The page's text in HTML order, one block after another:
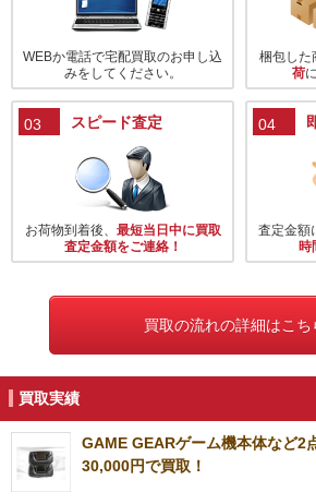
WEBか電話で宅配買取のお申し込
みをしてください。
梱包した
荷
03 スピード査定
お荷物到着後、 最短当日中に買取
査定金額をご連絡！
04
査定金額
時
買取の流れの詳細はこち
買取実績
GAME GEARゲーム機本体など2
30,000円で買取！